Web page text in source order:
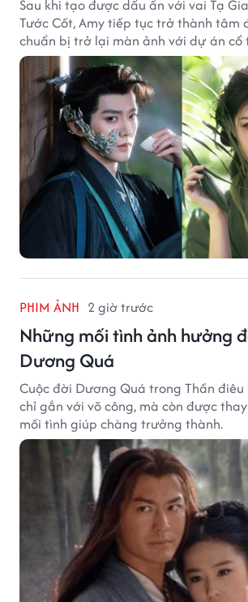
Sau khi tạo được dấu ấn với vai Tạ
Tước Cốt, Amy tiếp tục trở thành tâm
chuẩn bị trở lại màn ảnh với dự án cổ
Phổ.
PHIM ẢNH 2 giờ trước
Những mối tình ảnh hưởng
Dương Quá
Cuộc đời Dương Quá trong Thần
chỉ gắn với võ công, mà còn được
mối tình giúp chàng trưởng thành.